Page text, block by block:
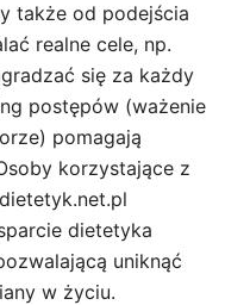
także od podejścia
realne cele, np.
się za każdy
postępów (ważenie
pomagają
korzystające z
dietetyka
uniknąć
w życiu.